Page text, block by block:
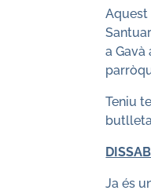
Aquest
a Gavà
Teniu
Ja és